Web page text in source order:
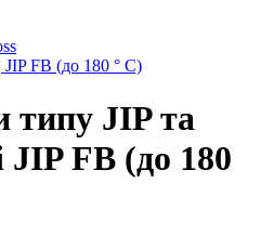
JIP FB (до 180 ° С)
типу JIP та
JIP FB (до 180